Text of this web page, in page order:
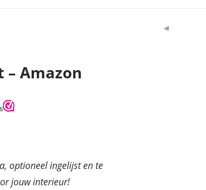
– Amazon
optioneel ingelijst en te
jouw interieur!